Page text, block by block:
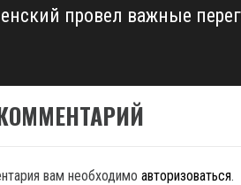
провел важные
вам необходимо авторизоваться.